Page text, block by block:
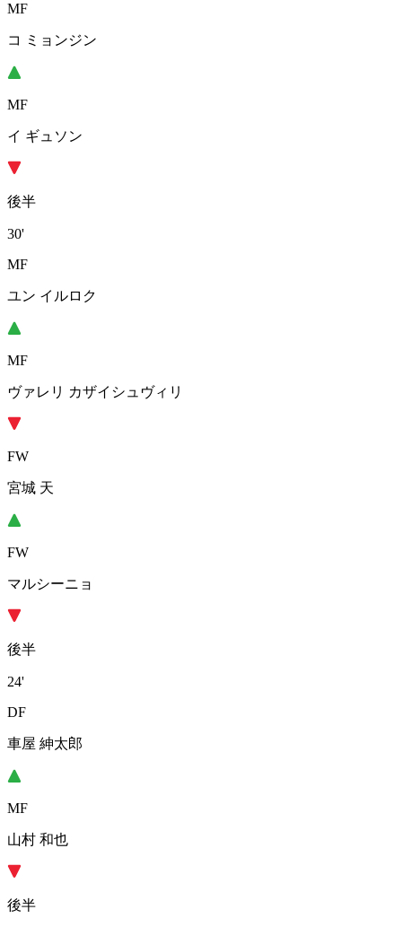
MF
コ ミョンジン
MF
イ ギュソン
後半
30'
MF
ユン イルロク
MF
ヴァレリ カザイシュヴィリ
FW
宮城 天
FW
マルシーニョ
後半
24'
DF
車屋 紳太郎
MF
山村 和也
後半